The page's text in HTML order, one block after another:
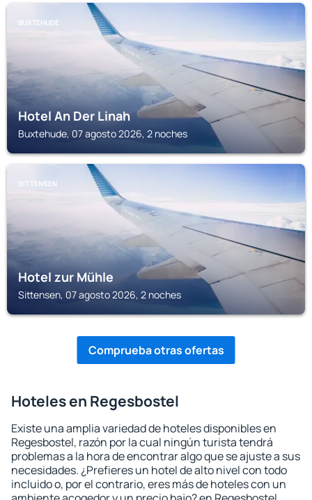
BUXTEHUDE
Hotel An Der Linah
Buxtehude, 07 agosto 2026, 2 noches
SITTENSEN
Hotel zur Mühle
Sittensen, 07 agosto 2026, 2 noches
Comprueba otras ofertas
Hoteles en Regesbostel
Existe una amplia variedad de hoteles disponibles en
Regesbostel, razón por la cual ningún turista tendrá
problemas a la hora de encontrar algo que se ajuste a sus
necesidades. ¿Prefieres un hotel de alto nivel con todo
incluido o, por el contrario, eres más de hoteles con un